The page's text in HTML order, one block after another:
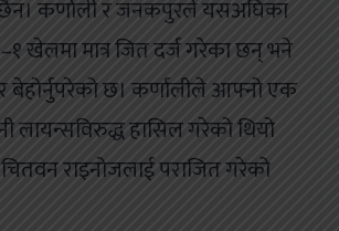
कर्णाली र जनकपुरले यसअघिका
खेलमा मात्र जित दर्ज गरेका छन् भने
बेहोर्नुपरेको छ। कर्णालीले आफ्नो एक
लायन्सविरुद्ध हासिल गरेको थियो
राइनोजलाई पराजित गरेको